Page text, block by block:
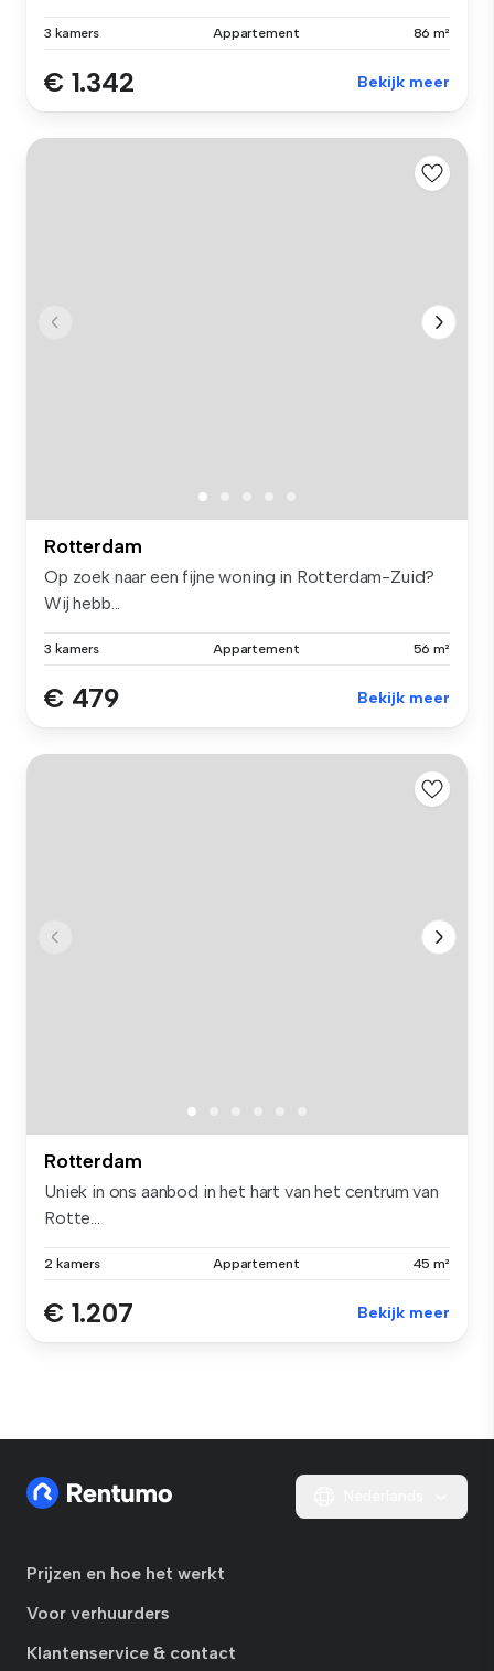
3 kamers Appartement 86 m²
€ 1.342 Bekijk meer
Rotterdam
Op zoek naar een fijne woning in Rotterdam-Zuid?
Wij hebb...
3 kamers Appartement 56 m²
€ 479 Bekijk meer
Rotterdam
Uniek in ons aanbod in het hart van het centrum van
Rotte...
2 kamers Appartement 45 m²
€ 1.207 Bekijk meer
Prijzen en hoe het werkt
Voor verhuurders
Klantenservice & contact